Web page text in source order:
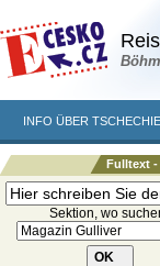
INFO ÜBER
Fulltext -
Sektion, wo